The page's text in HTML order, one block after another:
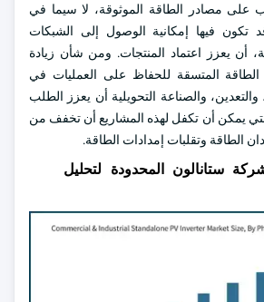
على مصادر الطاقة الموثوقة، لا سيما في
قد تكون فيها إمكانية الوصول إلى الشبكات
أن يعزز اعتماد المنتجات. ومن شأن زيادة
المتسقة للحفاظ على العمليات في
والصناعة التحويلية أن يعزز الطلب
يمكن أن تكفل لهذه المشاريع أن تخفف من
الطاقة وتقلبات إمدادات الطاقة.
ستانالون المحدودة لتحليل